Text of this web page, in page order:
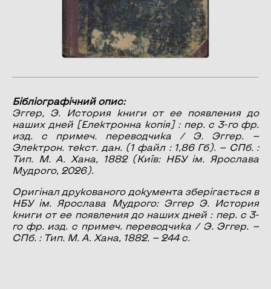
Бібліографічний опис:
Эггер, Э.
История книги от ее появления до
наших дней[Електронна копія] : пер. с 3-го фр.
изд. с примеч. переводчика / Э. Эггер. —
Электрон. текст. дан. (1 файл : 1,86 Гб). — СПб. :
Тип. М. А. Хана, 1882 (Київ: НБУ ім. Ярослава
Мудрого, 2026).
Оригінал друкованого документа зберігається в
НБУ ім. Ярослава Мудрого: Эггер Э. История
книги от ее появления до наших дней : пер. с 3-
го фр. изд. с примеч. переводчика / Э. Эггер. —
СПб. : Тип. М. А. Хана, 1882. — 244 с.